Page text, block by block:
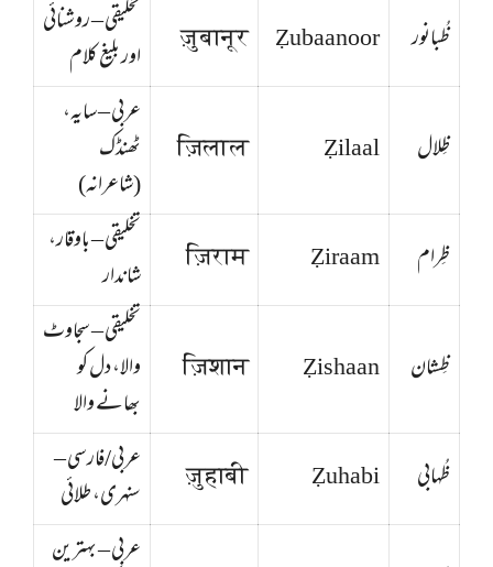
ظُبانور
Ẓubaanoor
ज़ुबानूर
تخلیقی – روشنائی
اور بلیغ کلام
ظِلال Ẓilaal
ज़िलाल
عربی – سایہ،
ٹھنڈک
(شاعرانہ)
ظِرام
Ẓiraam
ज़िराम
تخلیقی – باوقار،
شاندار
ظِشان Ẓishaan
ज़िशान
تخلیقی – سجاوٹ
والا، دل کو
بھانے والا
ظُہابی
Ẓuhabi
ज़ुहाबी
عربی/فارسی –
سنہری، طلائی
عربی – بہترین